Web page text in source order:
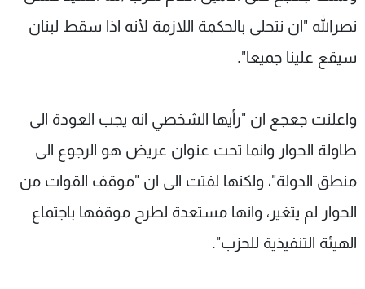
نصرالله "ان نتحلى بالحكمة اللازمة لأنه اذا سقط لبنان
سيقع علينا جميعا".
واعلنت جعجع ان "رأيها الشخصي انه يجب العودة الى
طاولة الحوار وانما تحت عنوان عريض هو الرجوع الى
منطق الدولة"، ولكنها لفتت الى ان "موقف القوات من
الحوار لم يتغير، وانها مستعدة لطرح موقفها باجتماع
الهيئة التنفيذية للحزب".